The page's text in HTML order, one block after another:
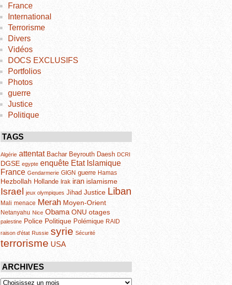
France
International
Terrorisme
Divers
Vidéos
DOCS EXCLUSIFS
Portfolios
Photos
guerre
Justice
Politique
TAGS
Algérie attentat Bachar Beyrouth Daesh DCRI
DGSE egypte enquête Etat Islamique
France Gendarmerie GIGN guerre Hamas
Hezbollah Hollande Irak iran islamisme
Israel jeux olympiques Jihad Justice Liban
Mali menace Merah Moyen-Orient
Netanyahu Nice Obama ONU otages
palestine Police Politique Polémique RAID
raison d'état Russie syrie Sécurité
terrorisme USA
ARCHIVES